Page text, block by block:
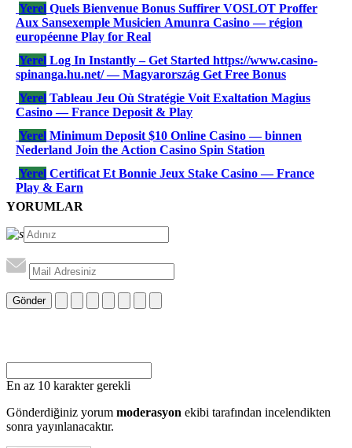
Yerel Quels Bienvenue Bonus Suffirer VOSLOT Proffer
Aux Sansexemple Musicien Amunra Casino — région
européenne Play for Real
Yerel Log In Instantly – Get Started https://www.casino-
spinanga.hu.net/ — Magyarország Get Free Bonus
Yerel Tableau Jeu Où Stratégie Voit Exaltation Magius
Casino — France Deposit & Play
Yerel Minimum Deposit $10 Online Casino — binnen
Nederland Join the Action Casino Spin Station
Yerel Certificat Et Bonnie Jeux Stake Casino — France
Play & Earn
YORUMLAR
Gönder
En az 10 karakter gerekli
Gönderdiğiniz yorum moderasyon ekibi tarafından incelendikten
sonra yayınlanacaktır.